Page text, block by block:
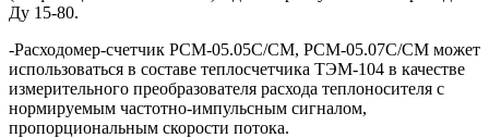
Ду 15-80.
-Расходомер-счетчик РСМ-05.05С/СМ, РСМ-05.07С/СМ может
использоваться в составе теплосчетчика ТЭМ-104 в качестве
измерительного преобразователя расхода теплоносителя с
нормируемым частотно-импульсным сигналом,
пропорциональным скорости потока.